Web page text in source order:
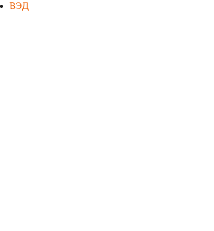
ВЭД